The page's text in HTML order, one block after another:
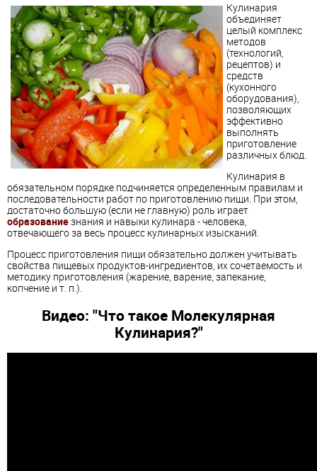
Кулинария
объединяет
целый комплекс
методов
(технологий,
рецептов) и
средств
(кухонного
оборудования),
позволяющих
эффективно
выполнять
приготовление
различных блюд.
Кулинария в
обязательном порядке подчиняется определенным правилам и
последовательности работ по приготовлению пищи. При этом,
достаточно большую (если не главную) роль играет
образованиезнания и навыки кулинара - человека,
отвечающего за весь процесс кулинарных изысканий.
Процесс приготовления пищи обязательно должен учитывать
свойства пищевых продуктов-ингредиентов, их сочетаемость и
методику приготовления (жарение, варение, запекание,
копчение и т. п.).
Видео: "Что такое Молекулярная
Кулинария?"